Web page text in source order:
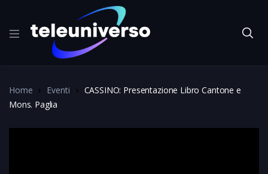
Home Eventi
CASSINO: Presentazione Libro Cantone e
Mons. Paglia